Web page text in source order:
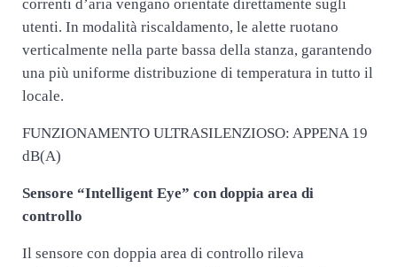
correnti d’aria vengano orientate direttamente sugli
utenti. In modalità riscaldamento, le alette ruotano
verticalmente nella parte bassa della stanza, garantendo
una più uniforme distribuzione di temperatura in tutto il
locale.
FUNZIONAMENTO ULTRASILENZIOSO: APPENA 19
dB(A)
Sensore “Intelligent Eye” con doppia area di
controllo
Il sensore con doppia area di controllo rileva